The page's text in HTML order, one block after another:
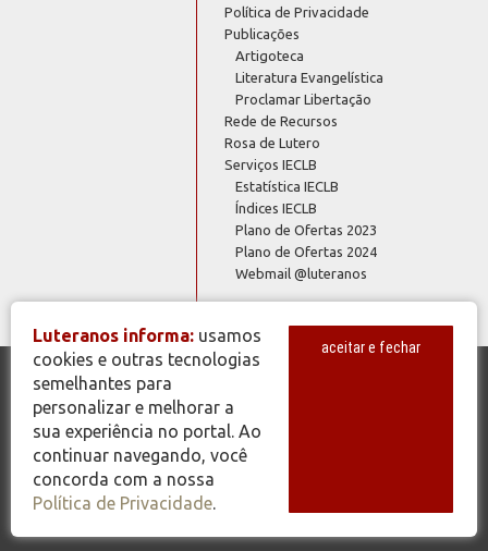
Política de Privacidade
Publicações
Artigoteca
Literatura Evangelística
Proclamar Libertação
Rede de Recursos
Rosa de Lutero
Serviços IECLB
Estatística IECLB
Índices IECLB
Plano de Ofertas 2023
Plano de Ofertas 2024
Webmail @luteranos
© Copyright 2026 - Todos os Direitos Reservados - IECLB - Igreja
Evangélica de Confissão Luterana no Brasil - Portal Luteranos -
www.luteranos.com.br
Luteranos informa: usamos
cookies e outras tecnologias
semelhantes para
personalizar e melhorar a
sua experiência no portal. Ao
continuar navegando, você
concorda com a nossa
Política de Privacidade.
aceitar e fechar